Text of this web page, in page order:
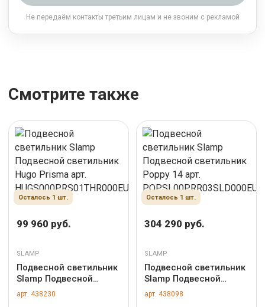
Не передаём контакты третьим лицам и не звоним с рекламой
Смотрите также
Осталось 1 шт.
99 960 руб.
SLAMP
Подвесной светильник
Slamp Подвесной
светильник Hugo
Prisma арт.
арт. 438230
Осталось 1 шт.
304 290 руб.
SLAMP
Подвесной светильник
Slamp Подвесной
светильник Poppy 14
арт.
арт. 438098